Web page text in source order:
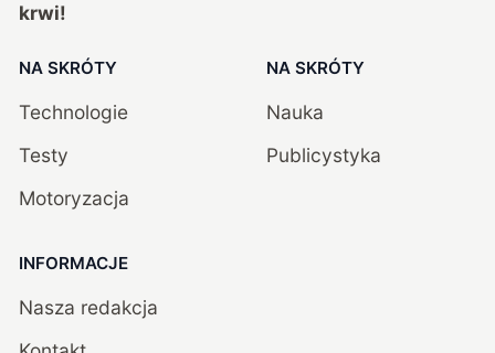
krwi!
NA SKRÓTY
Technologie
Testy
Motoryzacja
NA SKRÓTY
Nauka
Publicystyka
INFORMACJE
Nasza redakcja